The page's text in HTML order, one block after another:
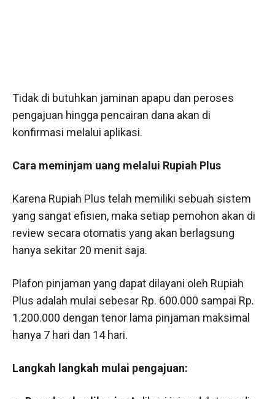
Tidak di butuhkan jaminan apapu dan peroses
pengajuan hingga pencairan dana akan di
konfirmasi melalui aplikasi.
Cara meminjam uang melalui Rupiah Plus
Karena Rupiah Plus telah memiliki sebuah sistem
yang sangat efisien, maka setiap pemohon akan di
review secara otomatis yang akan berlagsung
hanya sekitar 20 menit saja.
Plafon pinjaman yang dapat dilayani oleh Rupiah
Plus adalah mulai sebesar Rp. 600.000 sampai Rp.
1.200.000 dengan tenor lama pinjaman maksimal
hanya 7 hari dan 14 hari.
Langkah langkah mulai pengajuan: